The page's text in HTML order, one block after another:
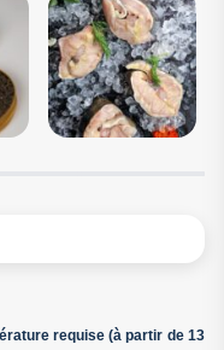
requise (à partir de 13